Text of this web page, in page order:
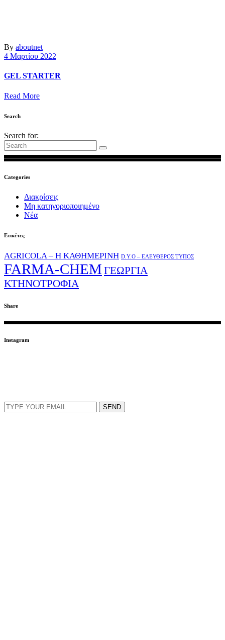
By aboutnet
4 Μαρτίου 2022
GEL STARTER
Read More
Search
Search for:
Categories
Διακρίσεις
Μη κατηγοριοποιημένο
Νέα
Ετικέτες
AGRICOLA – Η ΚΑΘΗΜΕΡΙΝΗ D.Y.O – ΕΛΕΥΘΕΡΟΣ ΤΥΠΟΣ
FARMA-CHEM ΓΕΩΡΓΙΑ
ΚΤΗΝΟΤΡΟΦΙΑ
Share
Instagram